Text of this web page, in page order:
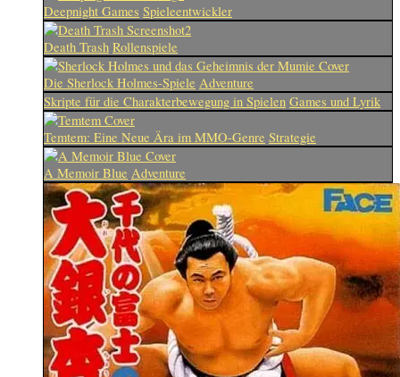
Deepnight Games Spieleentwickler
Death Trash Rollenspiele
Die Sherlock Holmes-Spiele Adventure
Skripte für die Charakterbewegung in Spielen Games und Lyrik
Temtem: Eine Neue Ära im MMO-Genre Strategie
A Memoir Blue Adventure